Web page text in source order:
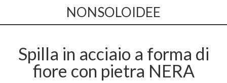
NONSOLOIDEE
Spilla in acciaio a forma di
fiore con pietra NERA